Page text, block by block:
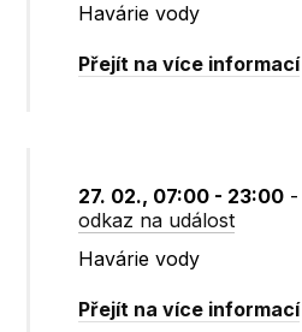
Havárie vody
Přejít na více informací
27. 02., 07:00 - 23:00 -
odkaz na událost
Havárie vody
Přejít na více informací